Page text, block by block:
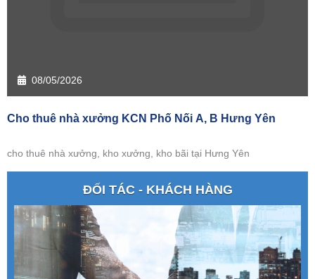
08/05/2026
Cho thuê nhà xưởng KCN Phố Nối A, B Hưng Yên
cho thuê nhà xưởng, kho xưởng, kho bãi tại Hưng Yên
ĐỐI TÁC - KHÁCH HÀNG